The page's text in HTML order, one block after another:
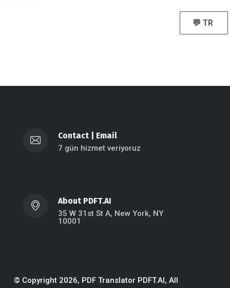
💬 TR
Contact Email
7 gün hizmet veriyoruz
About PDFT.AI
35 W 31st St A, New York, NY
10001
© Copyright 2026, PDF Translator PDFT.AI, All